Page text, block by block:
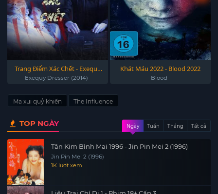
Trang Điểm Xác Chết - Exequy
Dresser (2014)
Exequy Dresser (2014)
Khát Máu 2022 - Blood 2022
Blood
Ma xui quỷ khiến The Influence
TOP NGÀY Ngày Tuần Tháng Tất cả
Tân Kim Bình Mai 1996 - Jin Pin Mei 2 (1996)
Jin Pin Mei 2 (1996)
1K lượt xem